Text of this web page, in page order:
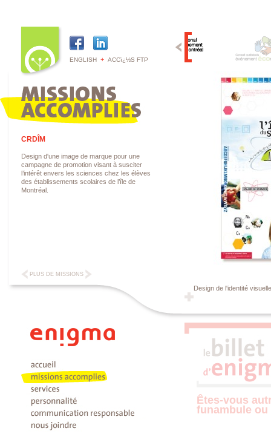
ENGLISH + ACCï¿½S FTP
PLUS DE MISSIONS
CRDÎM
Design d'une image de marque pour une
campagne de promotion visant à susciter
l’intérêt envers les sciences chez les élèves
des établissements scolaires de l’île de
Montréal.
Design de l'identité
Êtes-vous
funambule